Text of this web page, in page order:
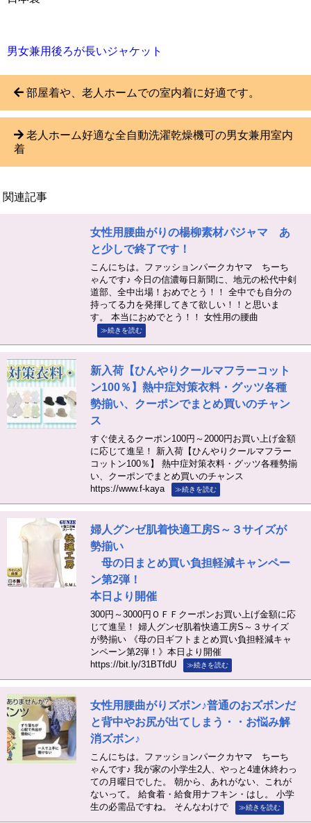
男女兼用後ろが長いジャケット
部屋着や、老人ホームでの室内着に好適です。
老人ホーム好適な全自動洗濯乾燥機可の男女兼用室内
着
関連記事
女性用腰曲がりの楊柳素材パジャマ あ
と少しで終了です！
こんにちは。ファッションパークカヤマ ちーち
ゃんです♪ 今日の信濃毎日新聞に、地元の松代中剣
道部、全中出場！おめでとう！！ 全中でも自分の
持ってる力を発揮してきて欲しい！！と思いま
す。 本当におめでとう！！ 女性用の腰曲
≫続きを読む
新入荷【ひんやりクールマフラーコット
ン100％】熱中症対策衣料・グッツ各種
勢揃い、クーポンでまとめ買いのチャン
ス
すぐ使えるクーポン100円～2000円お買い上げ金額
に応じて進呈！ 新入荷【ひんやりクールマフラー
コットン100％】 熱中症対策衣料・グッツ各種勢揃
い、クーポンでまとめ買いのチャンス
https://www.f-kaya
≫続きを読む
婦人グンゼ肌着快適工房S～３サイズが
勢揃い
母の日まとめ買い負担軽減キャンペー
ン第2弾！
本日より開催
300円～3000円ＯＦＦクーポンお買い上げ金額に応
じて進呈！ 婦人グンゼ肌着快適工房S～３サイズ
が勢揃い 《母の日ギフトまとめ買い負担軽減キャ
ンペーン第2弾！》本日より開催
https://bit.ly/31BTfdU
≫続きを読む
女性用腰曲がりズボン♪普通のおズボンだ
と背中やお尻が出てしまう・・お悩み解
消ズボン♪
こんにちは。ファッションパークカヤマ ちーち
ゃんです♪ 我が家の小学生2人、やっと4連休終わっ
ての月曜日でした。 朝から、あれがない、これが
ないって。 給食着・給食用ナフキン・はし。 小学
生の必需品ですね。 そんなわけで
≫続きを読む